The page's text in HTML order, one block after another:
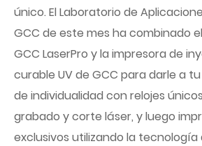
único. El Laboratorio de
GCC de este mes ha combinado
GCC LaserPro y la impresora de
curable UV de GCC para darle a
de individualidad con relojes
grabado y corte láser, y luego
exclusivos utilizando la tecnología